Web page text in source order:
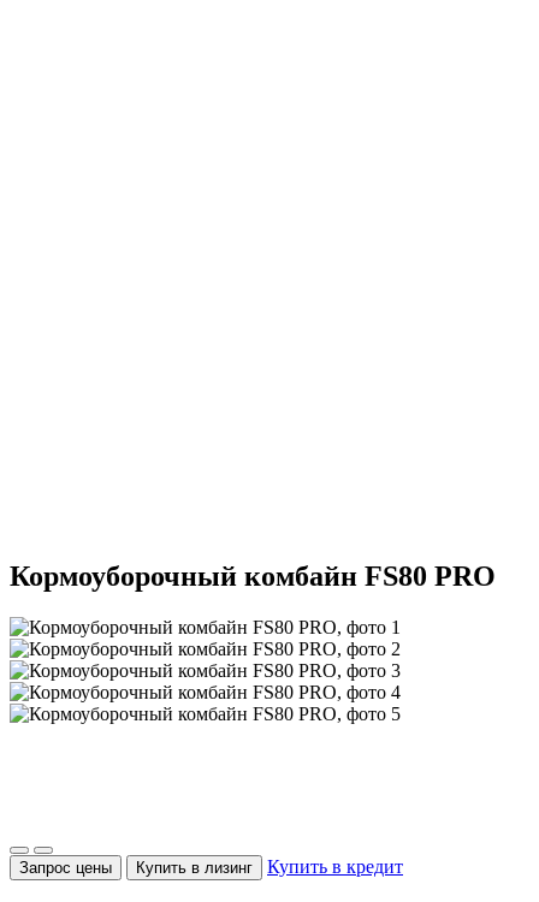
Кормоуборочный комбайн FS80 PRO
Запрос цены Купить в лизинг Купить в кредит